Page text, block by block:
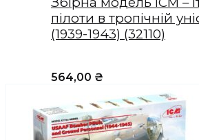
пілоти в тропічній
(1939-1943) (32110)
564,00 ₴